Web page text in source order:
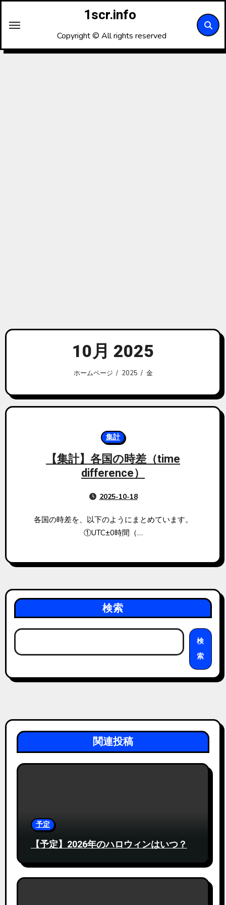
ス
1scr.info
Copyright © All rights reserved
10月 2025
ホームページ 2025 金
集計
【集計】各国の時差（time
difference）
2025-10-18
各国の時差を、以下のようにまとめています。
①UTC±0時間（…
検索
検
索
関連投稿
予定
【予定】2026年のハロウィンはいつ？